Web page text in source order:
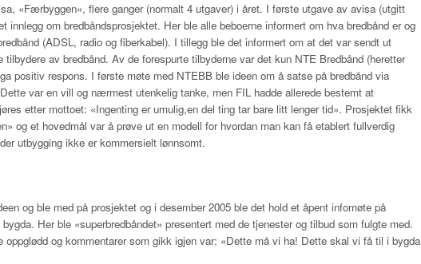
«Færbyggen», flere ganger (normalt 4 utgaver) i året. I første utgave av avisa (utgitt
innlegg om bredbåndsprosjektet. Her ble alle beboerne informert om hva bredbånd er og
(ADSL, radio og fiberkabel). I tillegg ble det informert om at det var sendt ut
tilbydere av bredbånd. Av de forespurte tilbyderne var det kun NTE Bredbånd (heretter
positiv respons. I første møte med NTEBB ble ideen om å satse på bredbånd via
var en vill og nærmest utenkelig tanke, men FIL hadde allerede bestemt at
etter mottoet: «Ingenting er umulig,en del ting tar bare litt lenger tid». Prosjektet fikk
og et hovedmål var å prøve ut en modell for hvordan man kan få etablert fullverdig
utbygging ikke er kommersielt lønnsomt.
og ble med på prosjektet og i desember 2005 ble det hold et åpent infomøte på
Her ble «superbredbåndet» presentert med de tjenester og tilbud som fulgte med.
oppglødd og kommentarer som gikk igjen var: «Dette må vi ha! Dette skal vi få til i bygda